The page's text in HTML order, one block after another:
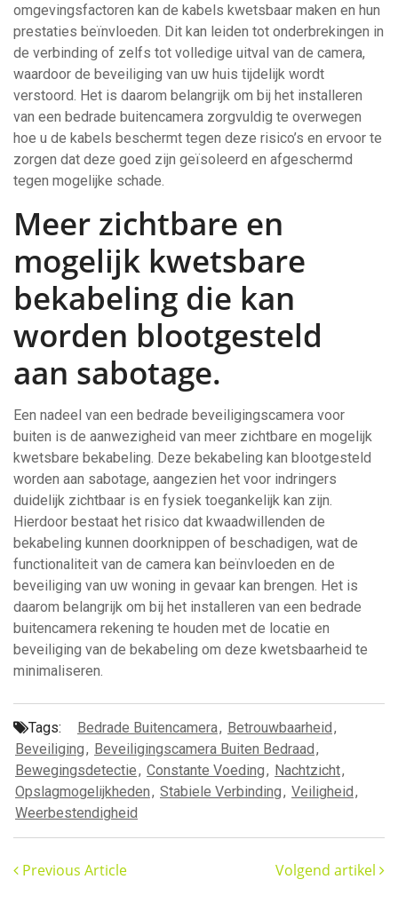
omgevingsfactoren kan de kabels kwetsbaar maken en hun
prestaties beïnvloeden. Dit kan leiden tot onderbrekingen in
de verbinding of zelfs tot volledige uitval van de camera,
waardoor de beveiliging van uw huis tijdelijk wordt
verstoord. Het is daarom belangrijk om bij het installeren
van een bedrade buitencamera zorgvuldig te overwegen
hoe u de kabels beschermt tegen deze risico’s en ervoor te
zorgen dat deze goed zijn geïsoleerd en afgeschermd
tegen mogelijke schade.
Meer zichtbare en
mogelijk kwetsbare
bekabeling die kan
worden blootgesteld
aan sabotage.
Een nadeel van een bedrade beveiligingscamera voor
buiten is de aanwezigheid van meer zichtbare en mogelijk
kwetsbare bekabeling. Deze bekabeling kan blootgesteld
worden aan sabotage, aangezien het voor indringers
duidelijk zichtbaar is en fysiek toegankelijk kan zijn.
Hierdoor bestaat het risico dat kwaadwillenden de
bekabeling kunnen doorknippen of beschadigen, wat de
functionaliteit van de camera kan beïnvloeden en de
beveiliging van uw woning in gevaar kan brengen. Het is
daarom belangrijk om bij het installeren van een bedrade
buitencamera rekening te houden met de locatie en
beveiliging van de bekabeling om deze kwetsbaarheid te
minimaliseren.
Tags: Bedrade Buitencamera, Betrouwbaarheid,
Beveiliging, Beveiligingscamera Buiten Bedraad,
Bewegingsdetectie, Constante Voeding, Nachtzicht,
Opslagmogelijkheden, Stabiele Verbinding, Veiligheid,
Weerbestendigheid
Previous Article Volgend artikel